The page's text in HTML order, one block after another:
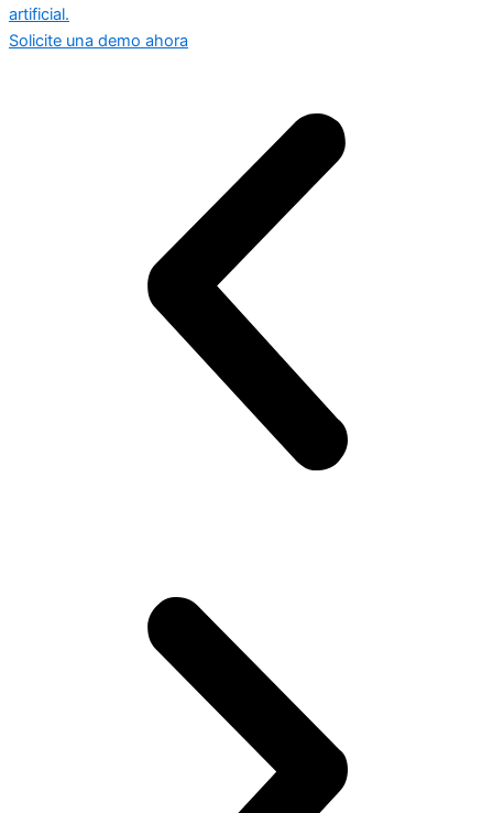
artificial.
Solicite una demo ahora